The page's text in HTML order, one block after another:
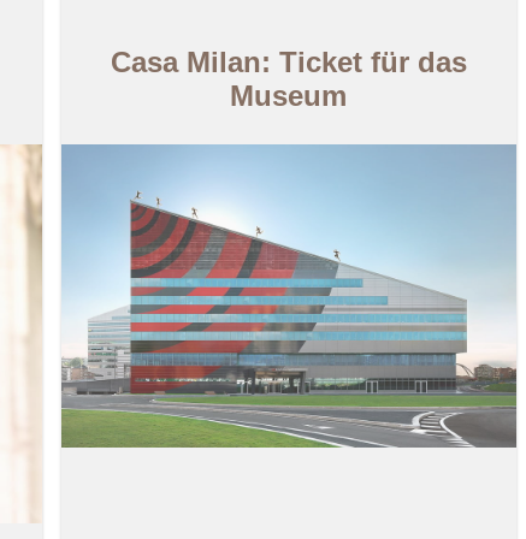
Casa Milan: Ticket für das
Museum